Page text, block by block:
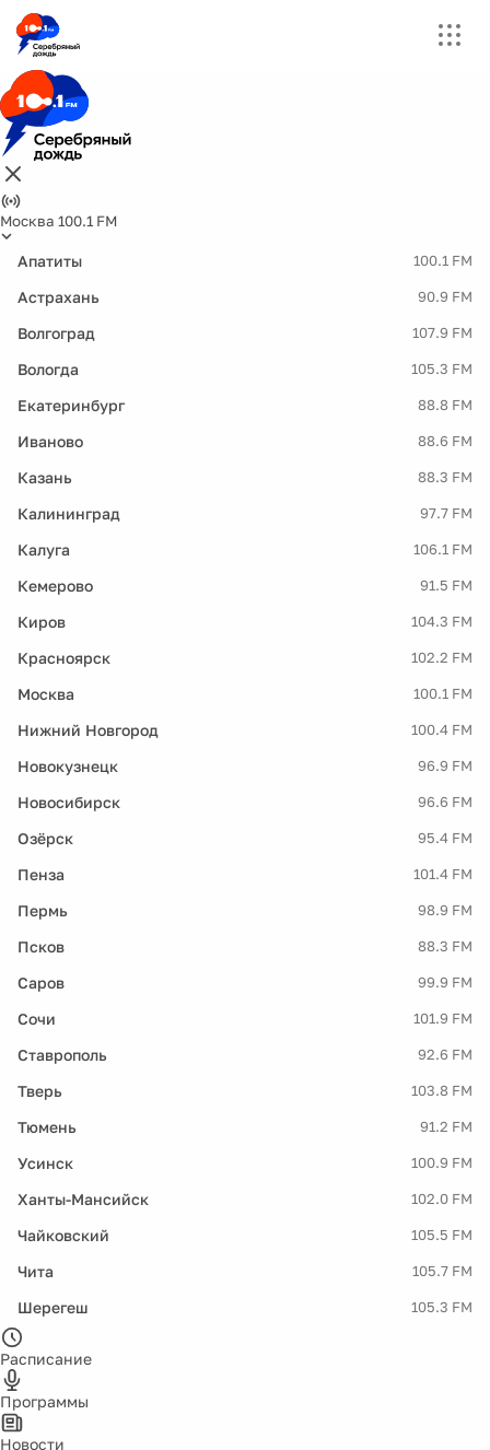
Москва 100.1 FM
Апатиты 100.1 FM
Астрахань 90.9 FM
Волгоград 107.9 FM
Вологда 105.3 FM
Екатеринбург 88.8 FM
Иваново 88.6 FM
Казань 88.3 FM
Калининград 97.7 FM
Калуга 106.1 FM
Кемерово 91.5 FM
Киров 104.3 FM
Красноярск 102.2 FM
Москва 100.1 FM
Нижний Новгород 100.4 FM
Новокузнецк 96.9 FM
Новосибирск 96.6 FM
Озёрск 95.4 FM
Пенза 101.4 FM
Пермь 98.9 FM
Псков 88.3 FM
Саров 99.9 FM
Сочи 101.9 FM
Ставрополь 92.6 FM
Тверь 103.8 FM
Тюмень 91.2 FM
Усинск 100.9 FM
Ханты-Мансийск 102.0 FM
Чайковский 105.5 FM
Чита 105.7 FM
Шерегеш 105.3 FM
Расписание
Программы
Новости